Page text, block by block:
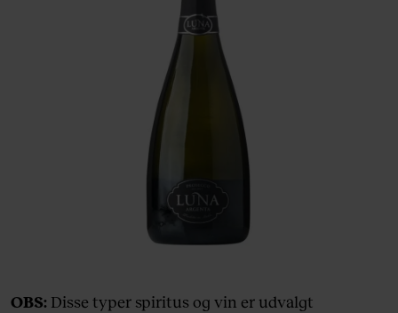
OBS: Disse typer spiritus og vin er udvalgt